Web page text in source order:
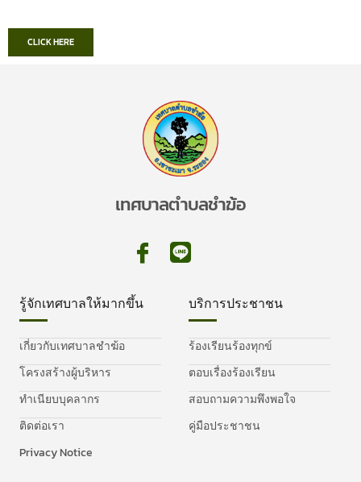
CLICK HERE
เทศบาลตำบลชำฆ้อ
รู้จักเทศบาลให้มากขึ้น
เกี่ยวกับเทศบาลชำฆ้อ
โครงสร้างผู้บริหาร
ทำเนียบบุคลากร
ติดต่อเรา
Privacy Notice
บริการประชาชน
ร้องเรียนร้องทุกข์
ตอบเรื่องร้องเรียน
สอบถามความพึงพอใจ
คู่มือประชาชน